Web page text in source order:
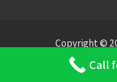
Copyright ©
Design by
Call